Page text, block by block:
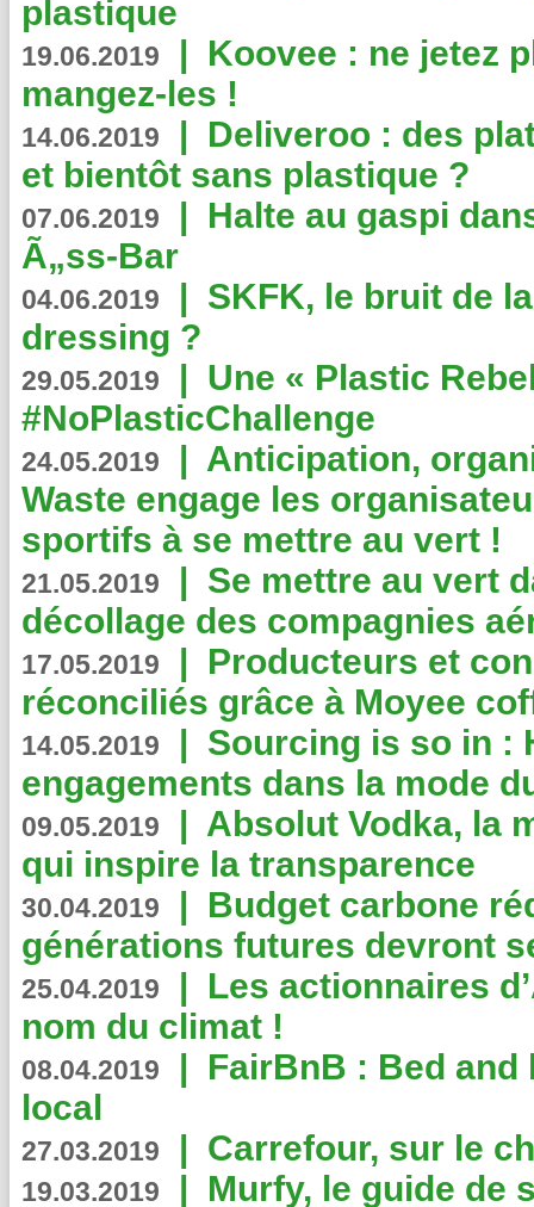
plastique
19.06.2019 | Koovee : ne jetez
mangez-les !
14.06.2019 | Deliveroo : des
et bientôt sans plastique ?
07.06.2019 | Halte au gaspi
Ã„ss-Bar
04.06.2019 | SKFK, le bruit de
dressing ?
29.05.2019 | Une « Plastic
#NoPlasticChallenge
24.05.2019 | Anticipation,
Waste engage les
sportifs à se mettre au vert !
21.05.2019 | Se mettre au vert
décollage des compagnies
17.05.2019 | Producteurs et
réconciliés grâce à Moyee
14.05.2019 | Sourcing is so in :
engagements dans la mode
09.05.2019 | Absolut Vodka, la
qui inspire la transparence
30.04.2019 | Budget carbone
générations futures devront
25.04.2019 | Les actionnaires
nom du climat !
08.04.2019 | FairBnB : Bed
local
27.03.2019 | Carrefour, sur le
19.03.2019 | Murfy, le guide de